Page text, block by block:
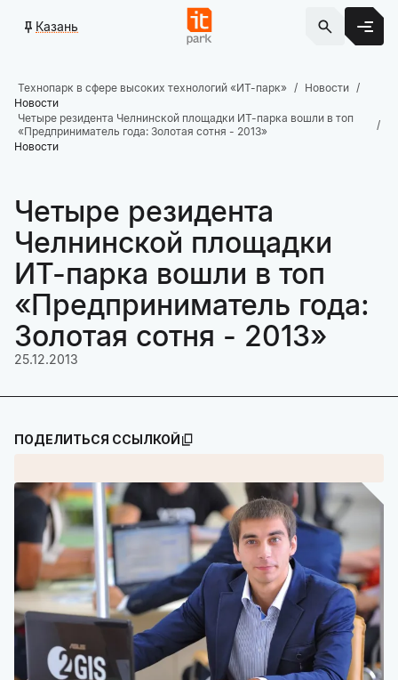
Казань
Технопарк в сфере высоких технологий «ИТ-парк»
Новости
Новости
Четыре резидента Челнинской площадки ИТ-парка вошли в топ
«Предприниматель года: Золотая сотня - 2013»
Новости
Четыре резидента
Челнинской площадки
ИТ-парка вошли в топ
«Предприниматель года:
Золотая сотня - 2013»
25.12.2013
ПОДЕЛИТЬСЯ ССЫЛКОЙ